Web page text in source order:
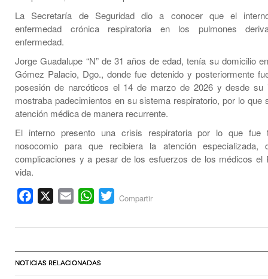
La Secretaría de Seguridad dio a conocer que el
enfermedad crónica respiratoria en los pulmones
enfermedad.
Jorge Guadalupe “N” de 31 años de edad, tenía su domicilio
Gómez Palacio, Dgo., donde fue detenido y posteriormente
posesión de narcóticos el 14 de marzo de 2026 y desde su
mostraba padecimientos en su sistema respiratorio, por lo que
atención médica de manera recurrente.
El interno presento una crisis respiratoria por lo que fue
nosocomio para que recibiera la atención especializada,
complicaciones y a pesar de los esfuerzos de los médicos el
vida.
Facebook Email WhatsApp
Twitter
Compartir
NOTICIAS RELACIONADAS